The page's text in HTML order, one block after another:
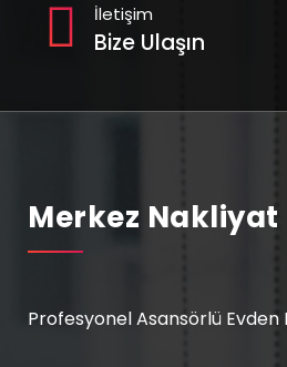
İletişim
Bize Ulaşın
Merkez Nakliyat
Profesyonel Asansörlü Evden